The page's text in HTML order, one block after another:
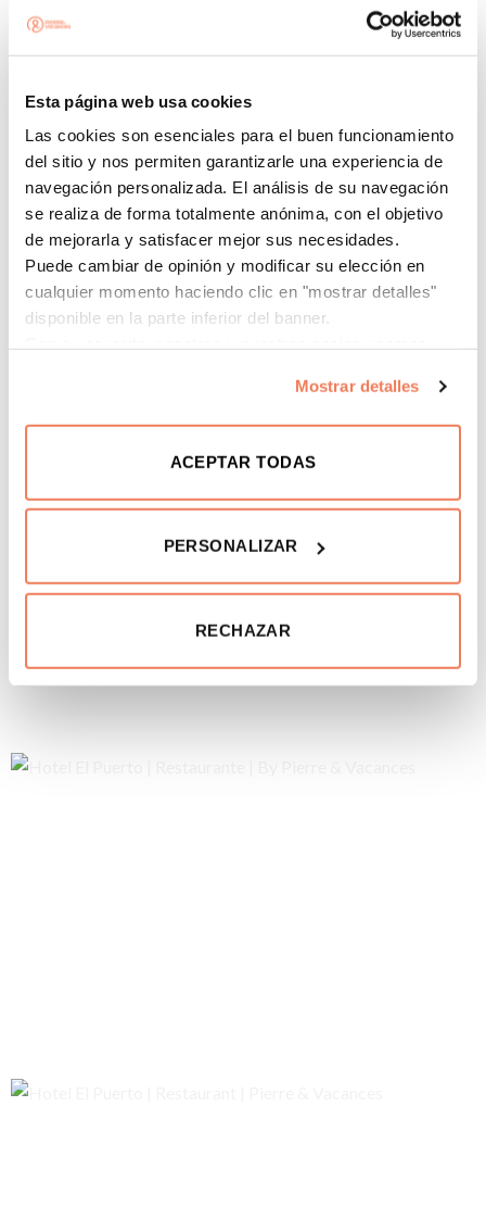
Esta página web usa cookies
Las cookies son esenciales para el buen funcionamiento
del sitio y nos permiten garantizarle una experiencia de
navegación personalizada. El análisis de su navegación
se realiza de forma totalmente anónima, con el objetivo
de mejorarla y satisfacer mejor sus necesidades.
Puede cambiar de opinión y modificar su elección en
cualquier momento haciendo clic en "mostrar detalles"
disponible en la parte inferior del banner.
y procesar datos personales como su visita en este sitio
web.
Mostrar detalles
ACEPTAR TODAS
PERSONALIZAR
RECHAZAR